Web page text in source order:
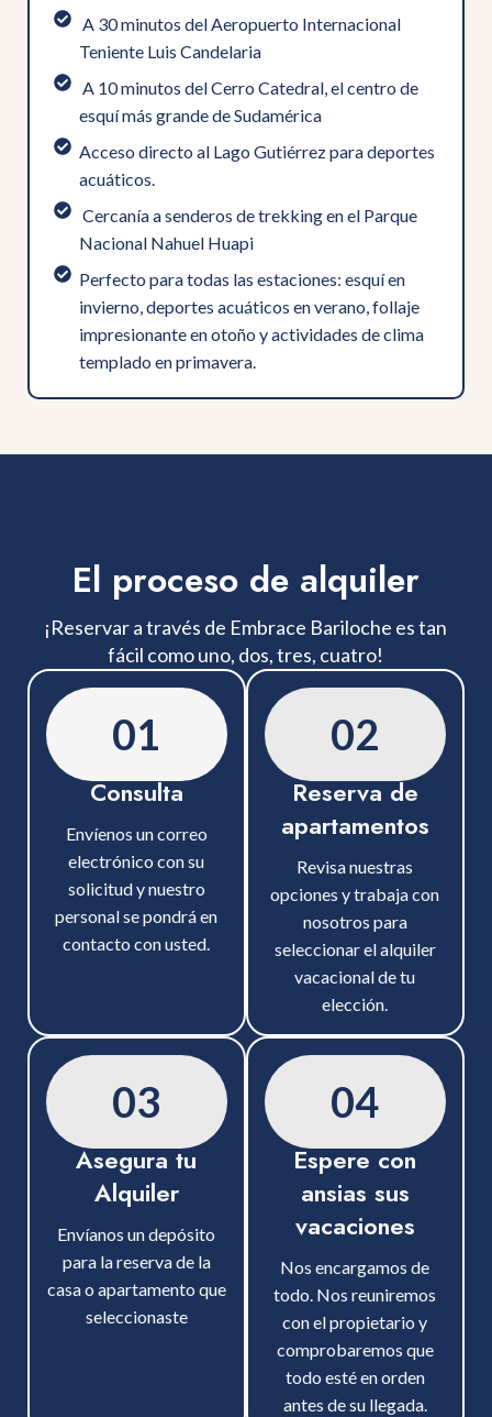
⁠ ⁠A 30 minutos del Aeropuerto Internacional
Teniente Luis Candelaria
⁠ ⁠A 10 minutos del Cerro Catedral, el centro de
esquí más grande de Sudamérica
⁠Acceso directo al Lago Gutiérrez para deportes
acuáticos.
⁠ ⁠Cercanía a senderos de trekking en el Parque
Nacional Nahuel Huapi
Perfecto para todas las estaciones: esquí en
invierno, deportes acuáticos en verano, follaje
impresionante en otoño y actividades de clima
templado en primavera.
El proceso de alquiler
¡Reservar a través de Embrace Bariloche es tan
fácil como uno, dos, tres, cuatro!
01
Consulta
Envíenos un correo
electrónico con su
solicitud y nuestro
personal se pondrá en
contacto con usted.
02
Reserva de
apartamentos
Revisa nuestras
opciones y trabaja con
nosotros para
seleccionar el alquiler
vacacional de tu
elección.
03
Asegura tu
Alquiler
Envíanos un depósito
para la reserva de la
casa o apartamento que
seleccionaste
04
Espere con
ansias sus
vacaciones
Nos encargamos de
todo. Nos reuniremos
con el propietario y
comprobaremos que
todo esté en orden
antes de su llegada.